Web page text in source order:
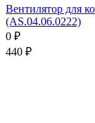
Вентилятор для
(AS.04.06.0222)
0 ₽
440 ₽